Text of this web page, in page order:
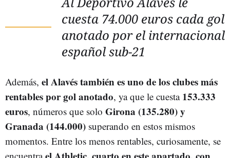
cuesta 74.000 euros cada gol
anotado por el internacional
español sub-21
Además, el Alavés también es uno de los clubes más
rentables por gol anotado, ya que le cuesta 153.333
euros, números que solo Girona (135.280) y
Granada (144.000) superando en estos mismos
momentos. Entre los menos rentables, curiosamente, se